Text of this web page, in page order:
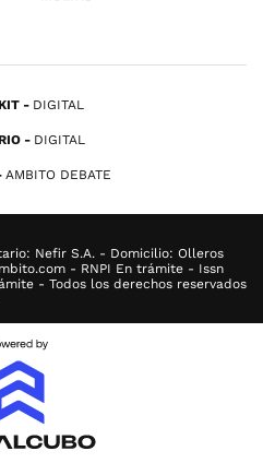
DIGITAL
DIGITAL
AMBITO DEBATE
Nefir S.A. - Domicilio: Olleros
- RNPI En trámite - Issn
- Todos los derechos reservados